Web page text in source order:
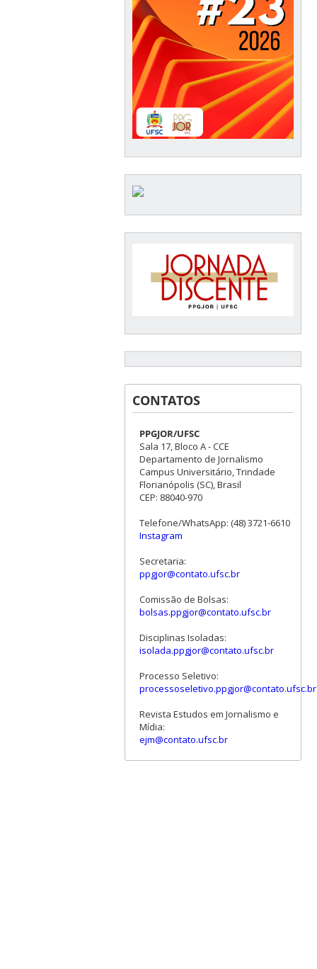
CONTATOS
PPGJOR/UFSC
Sala 17, Bloco A - CCE
Departamento de Jornalismo
Campus Universitário, Trindade
Florianópolis (SC), Brasil
CEP: 88040-970
Telefone/WhatsApp: (48) 3721-6610
Instagram
Secretaria:
ppgjor@contato.ufsc.br
Comissão de Bolsas:
bolsas.ppgjor@contato.ufsc.br
Disciplinas Isoladas:
isolada.ppgjor@contato.ufsc.br
Processo Seletivo:
processoseletivo.ppgjor@contato.ufsc.br
Revista Estudos em Jornalismo e
Mídia:
ejm@contato.ufsc.br